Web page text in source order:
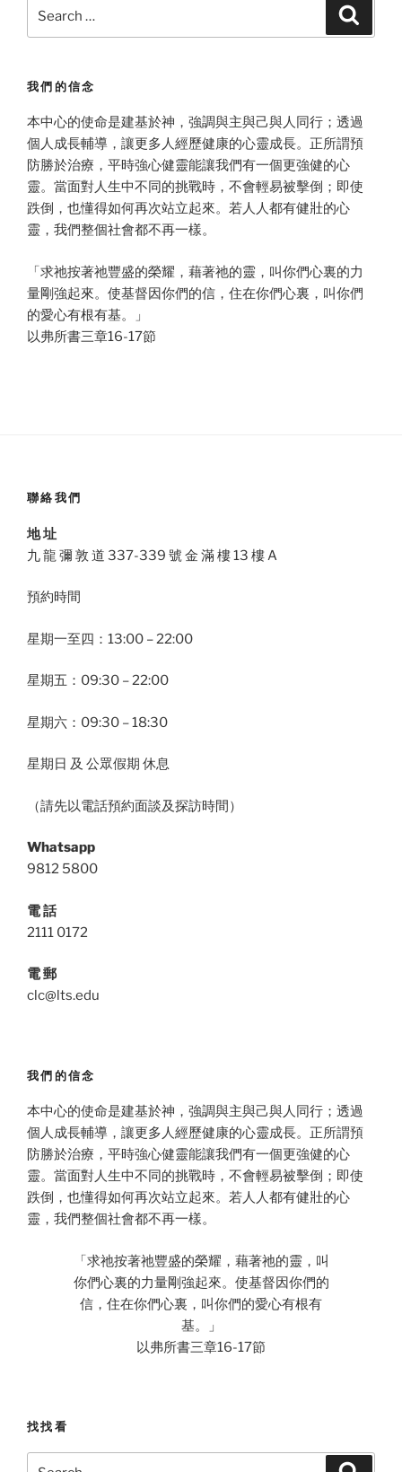
我們的信念
本中心的使命是建基於神，強調與主與己與人同行；透過
個人成長輔導，讓更多人經歷健康的心靈成長。正所謂預
防勝於治療，平時強心健靈能讓我們有一個更強健的心
靈。當面對人生中不同的挑戰時，不會輕易被擊倒；即使
跌倒，也懂得如何再次站立起來。若人人都有健壯的心
靈，我們整個社會都不再一樣。
「求祂按著祂豐盛的榮耀，藉著祂的靈，叫你們心裏的力
量剛強起來。使基督因你們的信，住在你們心裏，叫你們
的愛心有根有基。」
以弗所書三章16-17節
聯絡我們
地 址
九 龍 彌 敦 道 337-339 號 金 滿 樓 13 樓 A
預約時間
星期一至四：13:00 – 22:00
星期五：09:30 – 22:00
星期六：09:30 – 18:30
星期日 及 公眾假期 休息
（請先以電話預約面談及探訪時間）
Whatsapp
9812 5800
電 話
2111 0172
電 郵
clc@lts.edu
我們的信念
本中心的使命是建基於神，強調與主與己與人同行；透過
個人成長輔導，讓更多人經歷健康的心靈成長。正所謂預
防勝於治療，平時強心健靈能讓我們有一個更強健的心
靈。當面對人生中不同的挑戰時，不會輕易被擊倒；即使
跌倒，也懂得如何再次站立起來。若人人都有健壯的心
靈，我們整個社會都不再一樣。
「求祂按著祂豐盛的榮耀，藉著祂的靈，叫
你們心裏的力量剛強起來。使基督因你們的
信，住在你們心裏，叫你們的愛心有根有
基。」
以弗所書三章16-17節
找找看